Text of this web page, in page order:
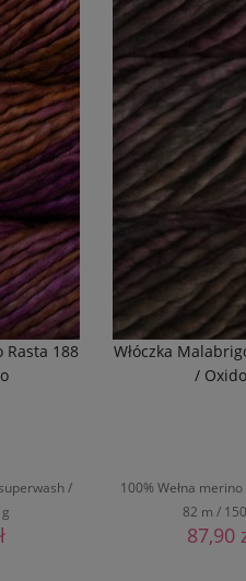
Rasta 188
/
Włóczka
/ Oxido
100% Wełna
82 m /
87,90